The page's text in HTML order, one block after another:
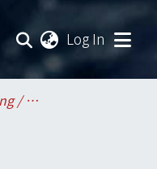
Log In
College of Engineering / 工學院